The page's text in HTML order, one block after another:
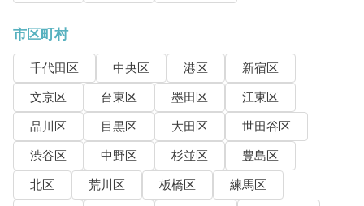
市区町村
千代田区 中央区 港区
新宿区
文京区
台東区 墨田区
江東区
品川区
目黒区 大田区
世田谷区
渋谷区
中野区 杉並区
豊島区
北区
荒川区 板橋区
練馬区